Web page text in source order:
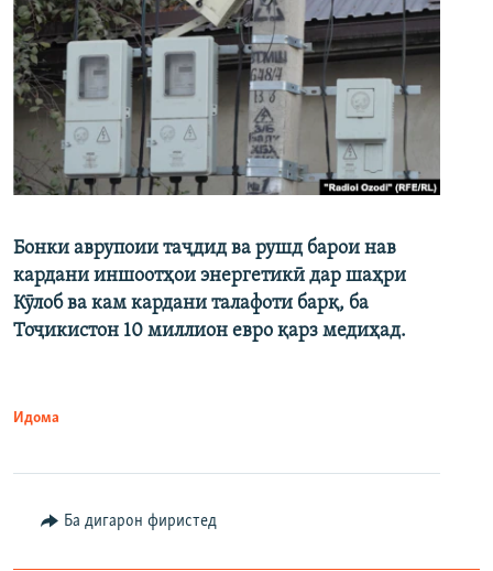
Бонки аврупоии таҷдид ва рушд барои нав
кардани иншоотҳои энергетикӣ дар шаҳри
Кӯлоб ва кам кардани талафоти барқ, ба
Тоҷикистон 10 миллион евро қарз медиҳад.
Идома
Ба дигарон фиристед